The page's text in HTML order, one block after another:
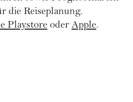
die Reiseplanung.
Playstore oder Apple.